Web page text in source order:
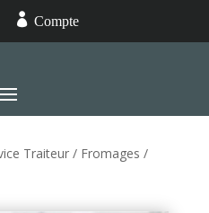
 Compte
Traiteur/ Fromages /